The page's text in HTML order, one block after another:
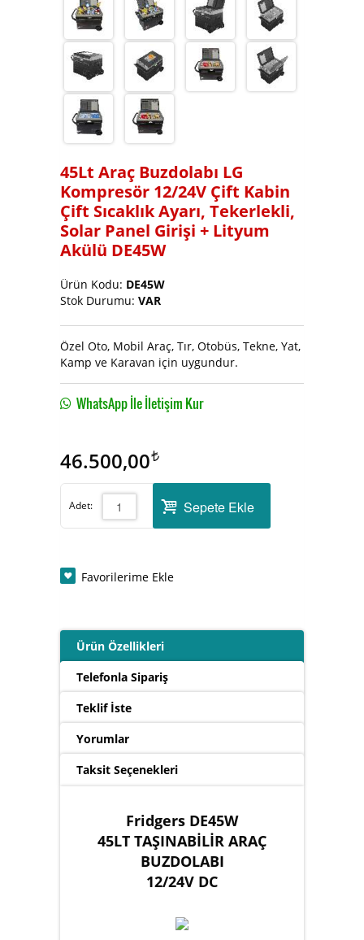
Soğutucu ve Buz Makinası
45Lt Araç Buzdolabı LG
Kompresör 12/24V Çift Kabin
Çift Sıcaklık Ayarı, Tekerlekli,
Solar Panel Girişi + Lityum
Akülü DE45W
Ürün Kodu: DE45W
Stok Durumu: VAR
Özel Oto, Mobil Araç, Tır, Otobüs, Tekne, Yat,
Kamp ve Karavan için uygundur.
WhatsApp İle İletişim Kur
46.500,00
Adet: Sepete Ekle
Favorilerime Ekle
Ürün Özellikleri
Telefonla Sipariş
Teklif İste
Yorumlar
Taksit Seçenekleri
Fridgers DE45W
45LT TAŞINABİLİR ARAÇ
BUZDOLABI
12/24V DC